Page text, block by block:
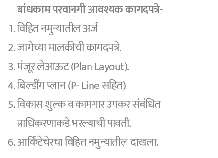
बांधकाम परवानगी आवश्यक कागदपत्रे-
विहित नमुन्यातील अर्ज
जागेच्या मालकीची कागदपत्रे.
मंजूर लेआऊट (Plan Layout).
बिल्डींग प्लान (P- Line सहित).
विकास शुल्क व कामगार उपकर संबंधित
प्राधिकरणाकडे भरल्याची पावती.
आर्किटेचेरचा विहित नमुन्यातील दाखला.